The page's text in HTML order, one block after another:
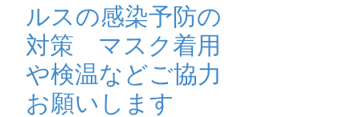
ルスの感染予防の
対策 マスク着用
や検温などご協力
お願いします